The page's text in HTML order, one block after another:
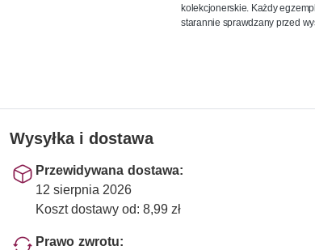
kolekcjonerskie. Każdy
starannie sprawdzany przed
Wysyłka i dostawa
Przewidywana dostawa:
12 sierpnia 2026
Koszt dostawy od: 8,99 zł
Prawo zwrotu: